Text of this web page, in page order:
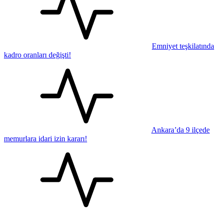
Emniyet teşkilatında
kadro oranları değişti!
Ankara’da 9 ilçede
memurlara idari izin kararı!